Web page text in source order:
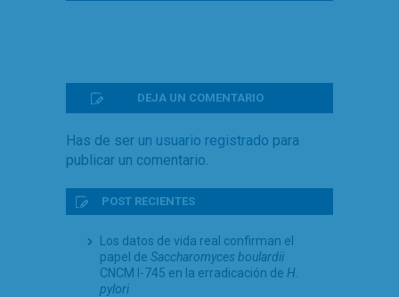
DEJA UN COMENTARIO
Has de ser un usuario registrado para
publicar un comentario.
POST RECIENTES
Los datos de vida real confirman el
papel de Saccharomyces boulardii
CNCM I-745 en la erradicación de H.
pylori